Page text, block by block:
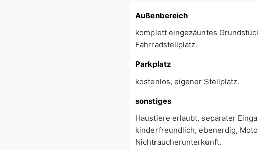
Außenbereich
komplett eingezäuntes
Fahrradstellplatz.
Parkplatz
kostenlos, eigener Stellplatz.
sonstiges
Haustiere erlaubt, separater
kinderfreundlich, ebenerdig,
Nichtraucherunterkunft.